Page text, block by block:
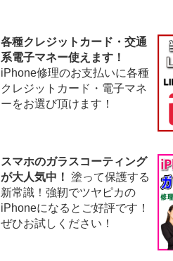
各種クレジットカード・交通
系電子マネー使えます！
iPhone修理のお支払いに各種
クレジットカード・電子マネ
ーをお選び頂けます！
スマホのガラスコーティング
が大人気中！塗って保護する
新常識！強靭でツヤピカの
iPhoneになるとご好評です！
ぜひお試しください！